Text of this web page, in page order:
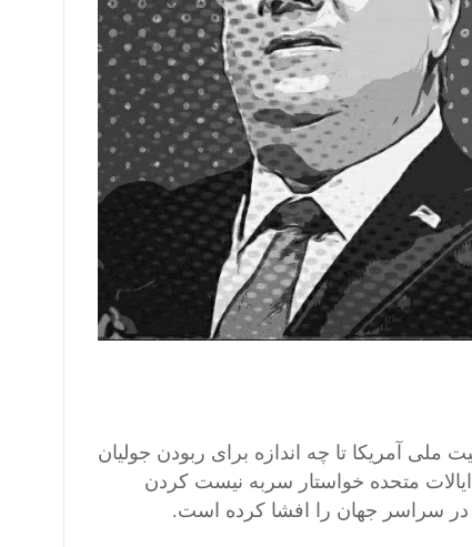
آمریکا تا چه اندازه برای ربودن جولیان
ایالات متحده خواستار سر‌به‌ نیست کردن
در سراسر جهان را افشا کرده است.